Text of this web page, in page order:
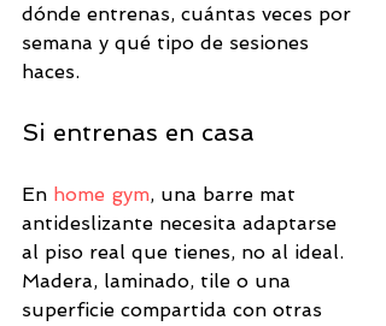
dónde entrenas, cuántas veces por
semana y qué tipo de sesiones
haces.
Si entrenas en casa
En home gym, una barre mat
antideslizante necesita adaptarse
al piso real que tienes, no al ideal.
Madera, laminado, tile o una
superficie compartida con otras